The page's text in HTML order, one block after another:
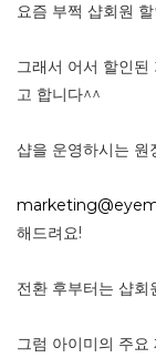
요즘 부쩍 샵회원
그래서 어서 할인된
고 합니다^^
샵을 운영하시는 원
해드려요!
전환 후부터는 샵회
그럼 아이미의 주